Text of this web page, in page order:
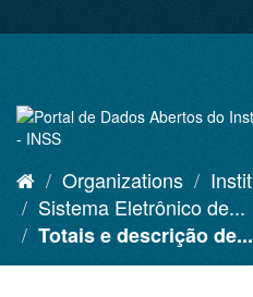
to
Organizations
Sistema Eletrônico de...
Totais e descrição de...